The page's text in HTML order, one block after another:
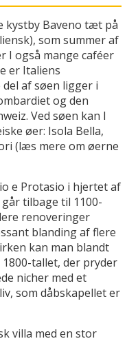
kystby Baveno tæt på
som summer af
I også mange caféer
er Italiens
af søen ligger i
og den
Ved søen kan I
øer: Isola Bella,
(læs mere om øerne
e Protasio i hjertet af
tilbage til 1100-
renoveringer
blanding af flere
kan man blandt
tallet, der pryder
nicher med et
som dåbskapellet er
villa med en stor